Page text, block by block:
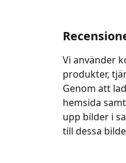
Vi använder
produkter,
Genom att
hemsida
upp bilder i
till dessa